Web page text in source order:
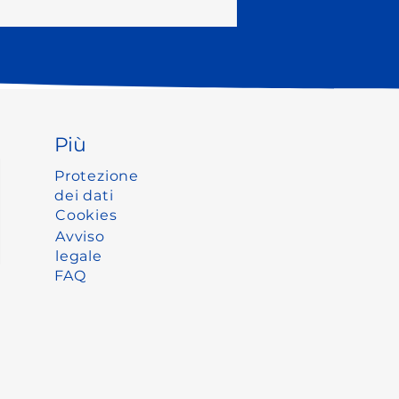
Più
Protezione
dei dati
Cookies
Avviso
legale
FAQ